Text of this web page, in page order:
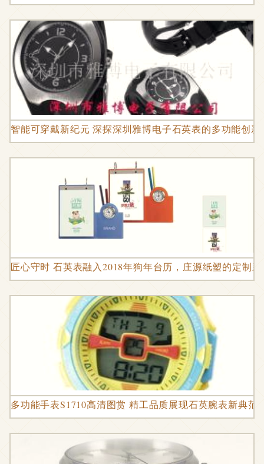
智能可穿戴新纪元 深探深圳雅博电子石英表的多功能创新
匠心守时 石英表融入2018年狗年台历，庄源纸塑的定制
多功能手表S1710高清图赏 精工品质展现石英腕表新典